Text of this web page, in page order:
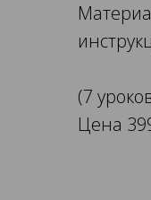
(7
Цена